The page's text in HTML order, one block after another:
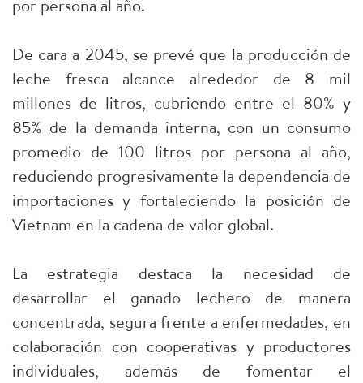
por persona al año.
De cara a 2045, se prevé que la producción de
leche fresca alcance alrededor de 8 mil
millones de litros, cubriendo entre el 80% y
85% de la demanda interna, con un consumo
promedio de 100 litros por persona al año,
reduciendo progresivamente la dependencia de
importaciones y fortaleciendo la posición de
Vietnam en la cadena de valor global.
La estrategia destaca la necesidad de
desarrollar el ganado lechero de manera
concentrada, segura frente a enfermedades, en
colaboración con cooperativas y productores
individuales, además de fomentar el